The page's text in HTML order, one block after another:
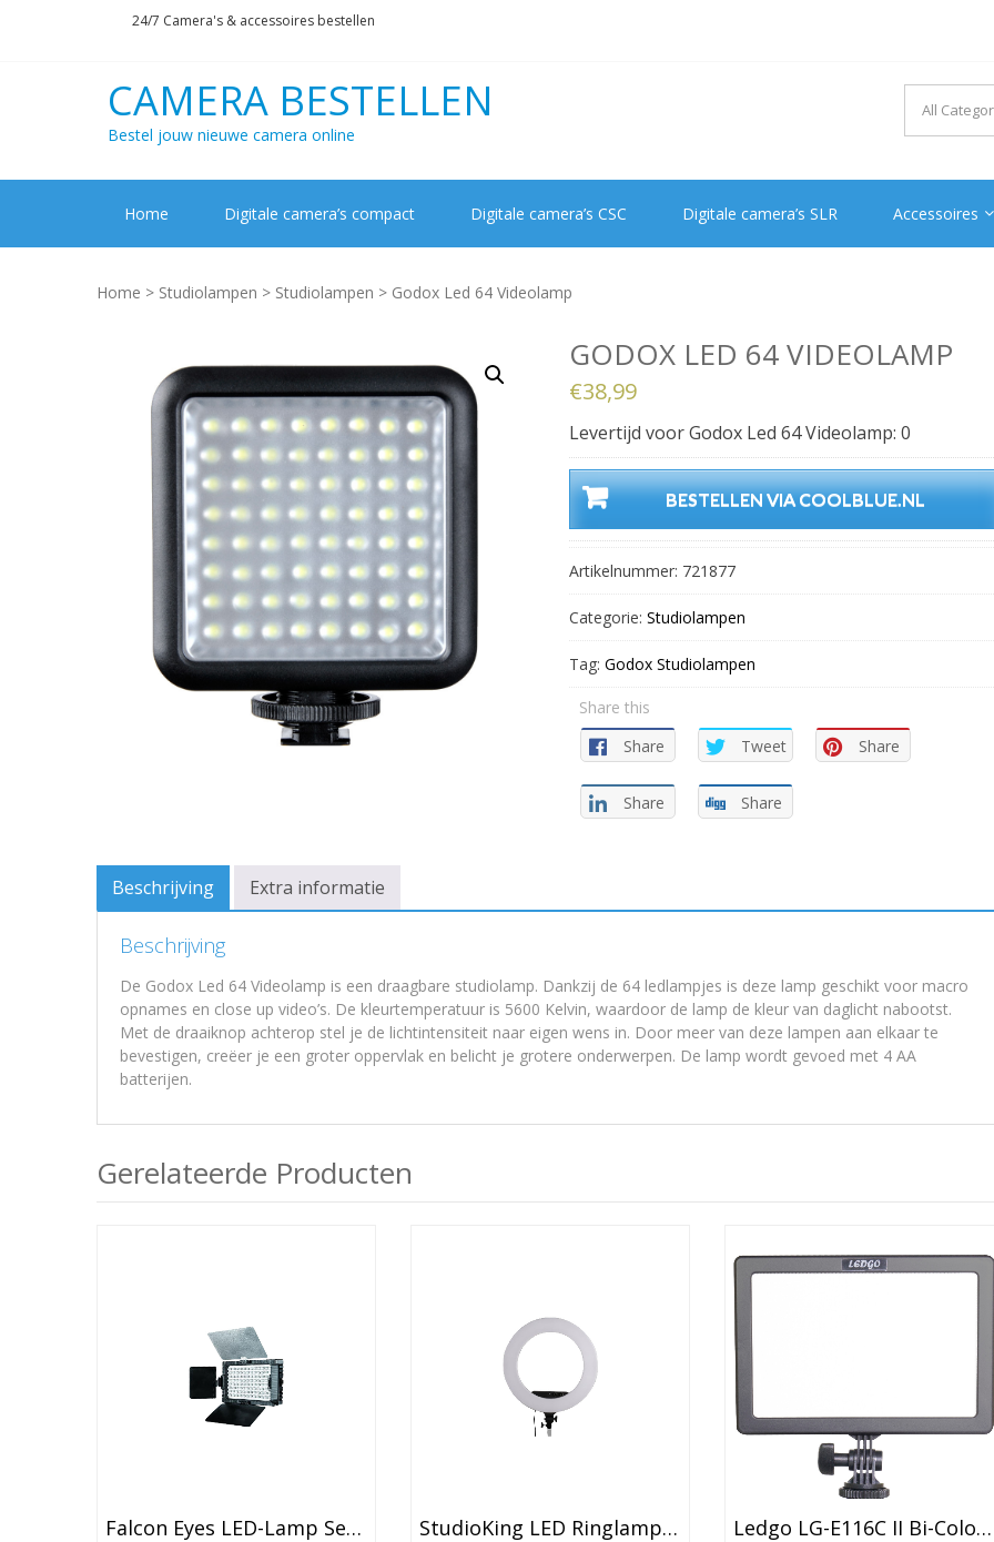
24/7 Camera's & accessoires bestellen
CAMERA BESTELLEN
Bestel jouw nieuwe camera online
Home Digitale camera’s compact Digitale camera’s CSC Digitale camera’s SLR Accessoires
Home > Studiolampen > Studiolampen > Godox Led 64 Videolamp
GODOX LED 64 VIDEOLAMP
€38,99
Levertijd voor Godox Led 64 Videolamp: 0
BESTELLEN VIA COOLBLUE.NL
Artikelnummer: 721877
Categorie: Studiolampen
Tag: Godox Studiolampen
Share this
Share
Tweet Share
Share Share
Beschrijving Extra informatie
Beschrijving
De Godox Led 64 Videolamp is een draagbare studiolamp. Dankzij de 64 ledlampjes is deze lamp geschikt voor macro
opnames en close up video’s. De kleurtemperatuur is 5600 Kelvin, waardoor de lamp de kleur van daglicht nabootst.
Met de draaiknop achterop stel je de lichtintensiteit naar eigen wens in. Door meer van deze lampen aan elkaar te
bevestigen, creëer je een groter oppervlak en belicht je grotere onderwerpen. De lamp wordt gevoed met 4 AA
batterijen.
Gerelateerde Producten
Falcon Eyes LED-Lamp Set DV-96V-K1 Op Batterij StudioKing LED Ringlamp Set LED-480ASK Op 230V Ledgo LG-E116C II Bi-Colour Camera LED Lamp